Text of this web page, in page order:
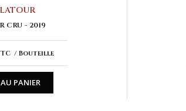
CRU 2019
Bouteille
PANIER